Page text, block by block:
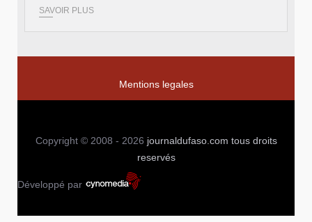
SAVOIR PLUS
Mentions legales
Copyright © 2008 - 2026 journaldufaso.com tous droits
reservés
Développé par